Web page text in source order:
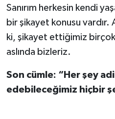
Sanırım herkesin kendi
bir şikayet konusu
ki, şikayet ettiğimiz birçok
aslında bizleriz.
Son cümle: “Her şey
edebileceğimiz hiçbir